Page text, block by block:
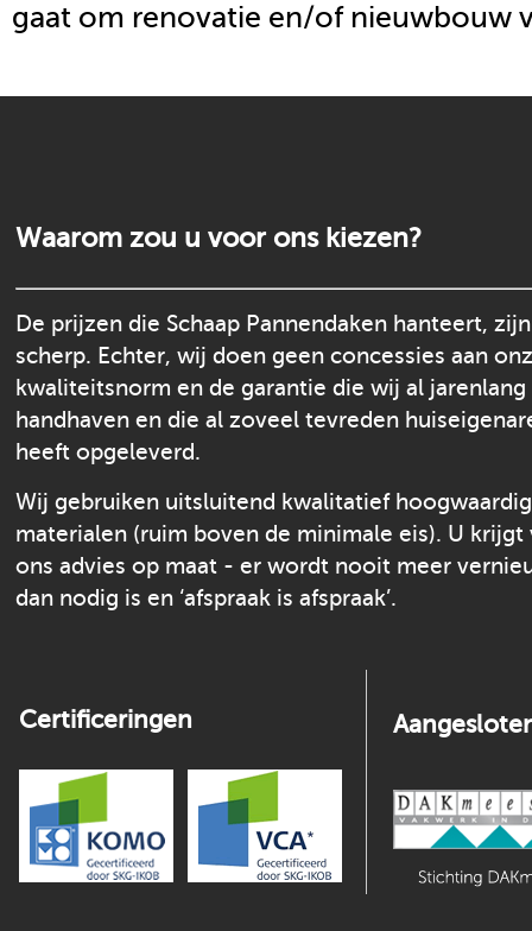
gaat om renovatie en/of nieuwbouw
Waarom zou u voor ons kiezen?
De prijzen die Schaap Pannendaken hanteert,
scherp. Echter, wij doen geen concessies aan
kwaliteitsnorm en de garantie die wij al jarenlang
handhaven en die al zoveel tevreden
heeft opgeleverd.
Wij gebruiken uitsluitend kwalitatief
materialen (ruim boven de minimale eis). U krijgt
ons advies op maat - er wordt nooit meer
dan nodig is en ‘afspraak is afspraak’.
Certificeringen